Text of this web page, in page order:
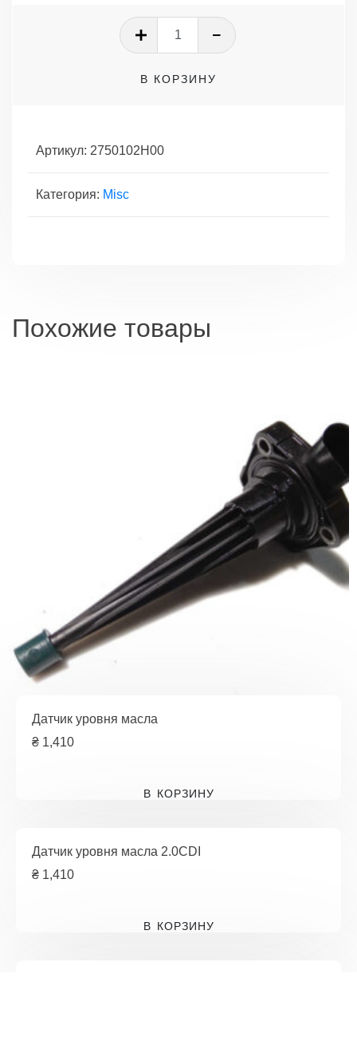
Количество
товара
высокого
В КОРЗИНУ
Артикул: 2750102H00
Категория: Misc
Похожие товары
Датчик уровня масла
₴ 1,410
В КОРЗИНУ
Датчик уровня масла 2.0CDI
₴ 1,410
В КОРЗИНУ